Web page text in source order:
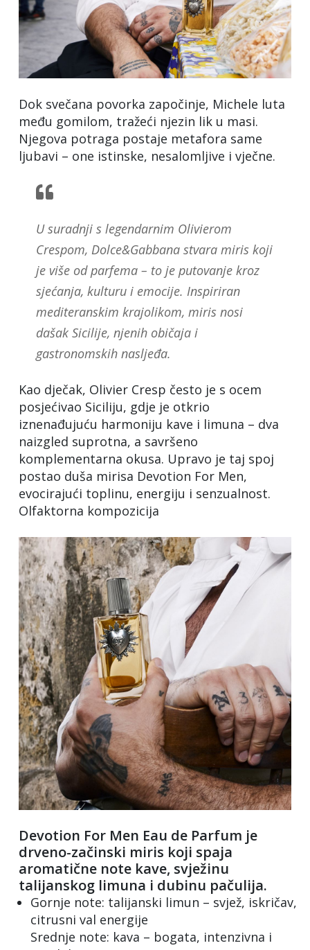
Dok svečana povorka započinje, Michele luta
među gomilom, tražeći njezin lik u masi.
Njegova potraga postaje metafora same
ljubavi – one istinske, nesalomljive i vječne.
U suradnji s legendarnim Olivierom
Crespom, Dolce&Gabbana stvara miris koji
je više od parfema – to je putovanje kroz
sjećanja, kulturu i emocije. Inspiriran
mediteranskim krajolikom, miris nosi
dašak Sicilije, njenih običaja i
gastronomskih nasljeđa.
Kao dječak, Olivier Cresp često je s ocem
posjećivao Siciliju, gdje je otkrio
iznenađujuću harmoniju kave i limuna – dva
naizgled suprotna, a savršeno
komplementarna okusa. Upravo je taj spoj
postao duša mirisa Devotion For Men,
evocirajući toplinu, energiju i senzualnost.
Olfaktorna kompozicija
Devotion For Men Eau de Parfum je
drveno-začinski miris koji spaja
aromatične note kave, svježinu
talijanskog limuna i dubinu pačulija.
Gornje note: talijanski limun – svjež, iskričav,
citrusni val energije
Srednje note: kava – bogata, intenzivna i